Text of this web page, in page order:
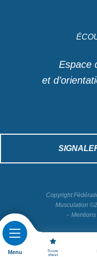
Menu
Score
sheet
Espace
et
Copyright
Musculation